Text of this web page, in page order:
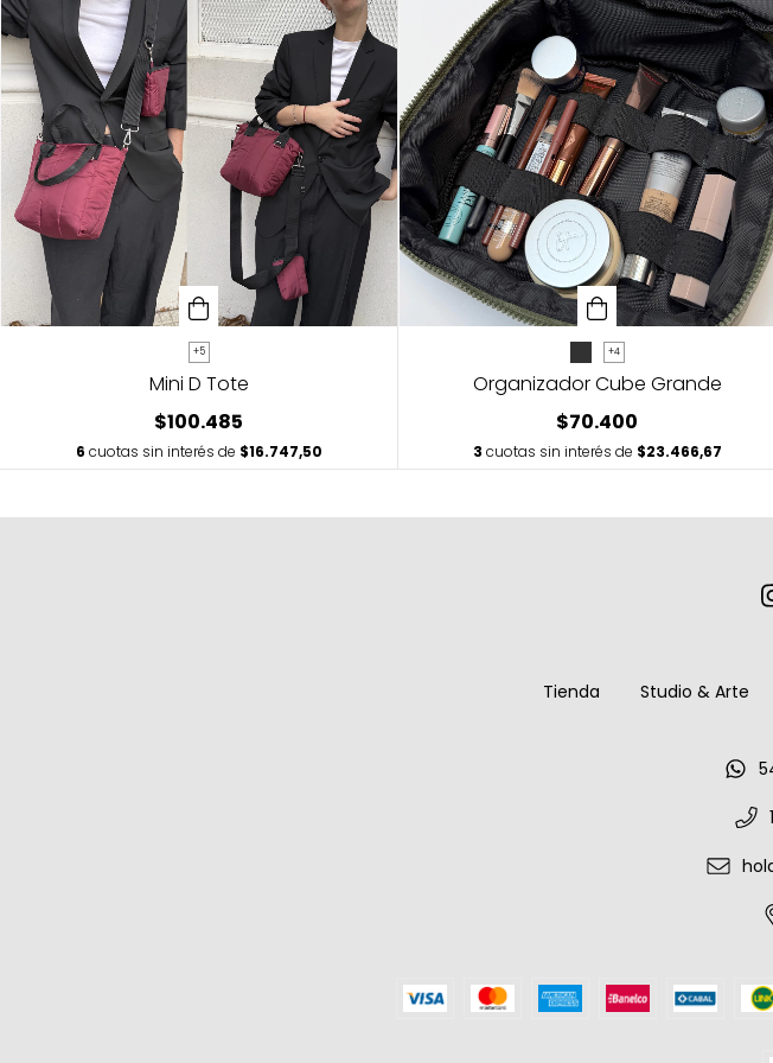
+5
Mini D Tote
$100.485
6 cuotas sin interés de $16.747,50
+4
Organizador Cube Grande
$70.400
3 cuotas sin interés de $23.466,67
Tienda Studio & Arte